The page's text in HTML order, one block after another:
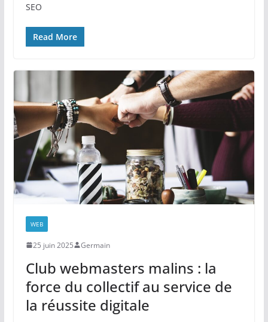
SEO
Read More
WEB
25 juin 2025 Germain
Club webmasters malins : la
force du collectif au service de
la réussite digitale